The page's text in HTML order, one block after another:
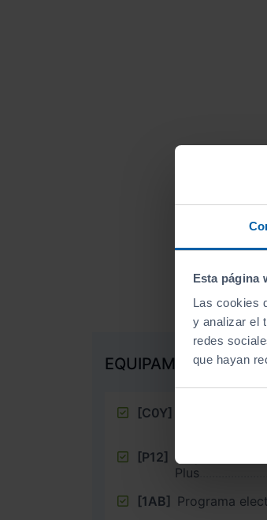
Esta página
Las cookies
y analizar el
redes
que hayan
EQUIPAMIENTO
[C0Y]
6,5J x 16 en
[P12] Paquete de
Plus
[1AB] Programa